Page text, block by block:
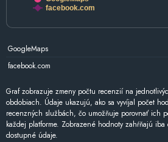
facebook.com
GoogleMaps
facebook.com
Graf zobrazuje zmeny počtu recenzií na
obdobiach. Údaje ukazujú, ako sa vyvíjal počet
recenzných službách, čo umožňuje porovnať ich
každej platforme. Zobrazené hodnoty zahŕňajú
dostupné údaje.